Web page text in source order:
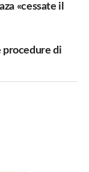
«cessate il
procedure di